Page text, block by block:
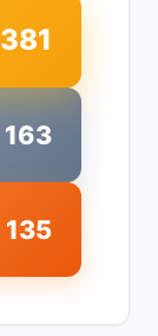
163
381
135